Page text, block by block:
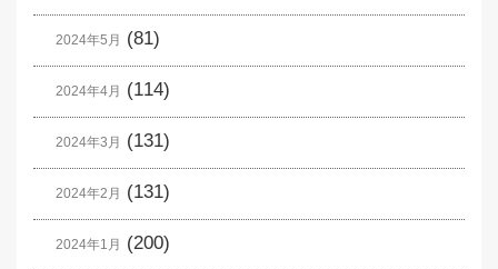
2024年5月 (81)
2024年4月 (114)
2024年3月 (131)
2024年2月 (131)
2024年1月 (200)